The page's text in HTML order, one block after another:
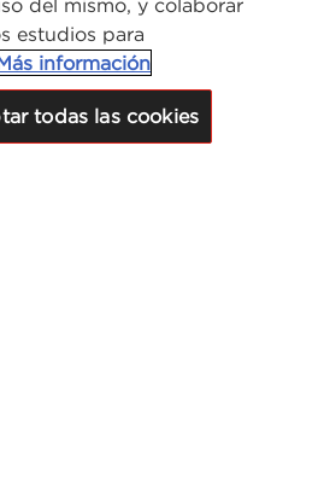
del mismo, y colaborar
estudios para
información
todas las cookies